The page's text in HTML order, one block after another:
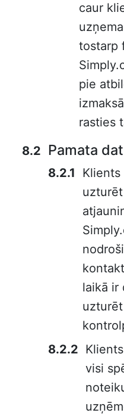
caur
tostarp
pie
rasties
Pamata
Klients
laikā ir
visi